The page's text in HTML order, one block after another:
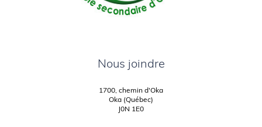
Nous joindre
1700, chemin d'Oka
Oka (Québec)
J0N 1E0